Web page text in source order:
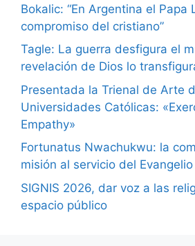
Bokalic: “En Argentina el Papa
compromiso del cristiano”
Tagle: La guerra desfigura el
revelación de Dios lo
Presentada la Trienal de Arte
Universidades Católicas:
Empathy»
Fortunatus Nwachukwu: la
misión al servicio del Evangelio
SIGNIS 2026, dar voz a las
espacio público